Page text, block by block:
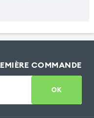
COMMANDE
OK